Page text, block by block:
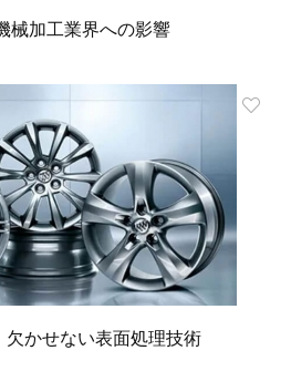
械加工業界への影響
かせない表面処理技術